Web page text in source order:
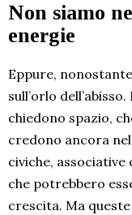
Non siamo
energie
Eppure,
sull’orlo
chiedono spazio,
credono ancora
civiche,
che potrebbero
crescita. Ma